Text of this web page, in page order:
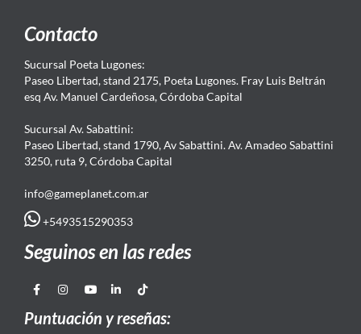
Contacto
Sucursal Poeta Lugones:
Paseo Libertad, stand 2175, Poeta Lugones. Fray Luis Beltrán
esq Av. Manuel Cardeñosa, Córdoba Capital
Sucursal Av. Sabattini:
Paseo Libertad, stand 1790, Av Sabattini. Av. Amadeo Sabattini
3250, ruta 9, Córdoba Capital
info@gameplanet.com.ar
+5493515290353
Seguinos en las redes
Puntuación y reseñas: